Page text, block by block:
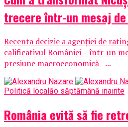
trecere într-un mesaj
Recenta decizie a agenției de
calificativul României – într-un
presiune macroeconomică –...
Politică localăo săptămână inainte
România evită să fie